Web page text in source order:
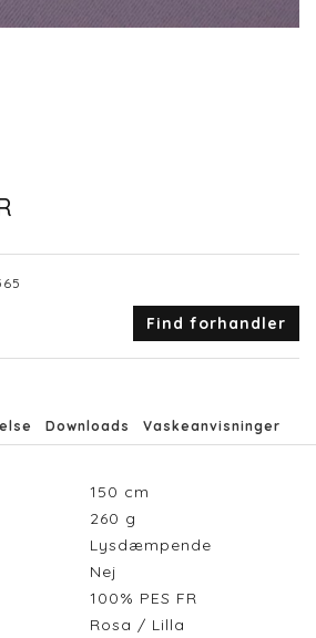
Find forhandler
Downloads Vaskeanvisninger
150 cm
260 g
Lysdæmpende
Nej
100% PES FR
Rosa / Lilla